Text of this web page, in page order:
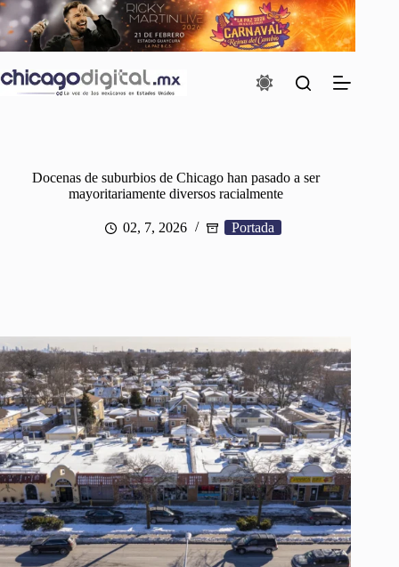
Saltar
al
contenido
Docenas de suburbios de Chicago han pasado a ser
mayoritariamente diversos racialmente
02, 7, 2026 Portada